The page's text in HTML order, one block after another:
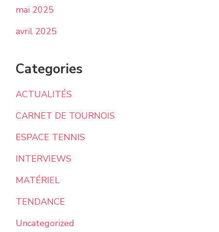
mai 2025
avril 2025
Categories
ACTUALITÉS
CARNET DE TOURNOIS
ESPACE TENNIS
INTERVIEWS
MATÉRIEL
TENDANCE
Uncategorized